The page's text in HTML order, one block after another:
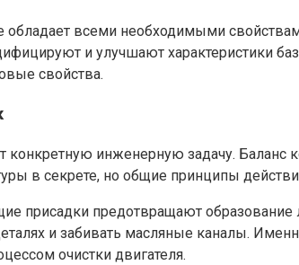
обладает всеми необходимыми
и улучшают характеристики
свойства.
конкретную инженерную задачу. Баланс
в секрете, но общие принципы
присадки предотвращают
и забивать масляные каналы.
очистки двигателя.